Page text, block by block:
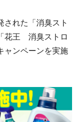
れた「消臭スト
花王 消臭ストロ
ャンペーンを実施